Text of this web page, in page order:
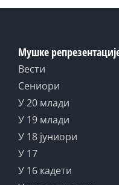
Мушке
Вести
Сениори
У 20 млади
У 19 млади
У 18 јуниори
У 17
У 16 кадети